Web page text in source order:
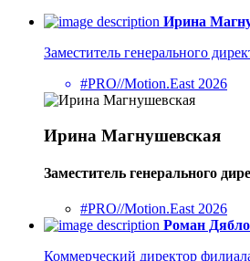
Ирина
Заместитель генерального
#PRO//Motion.East 2026
Ирина Магнушевская
Заместитель генерального
#PRO//Motion.East 2026
Роман
Коммерческий директор